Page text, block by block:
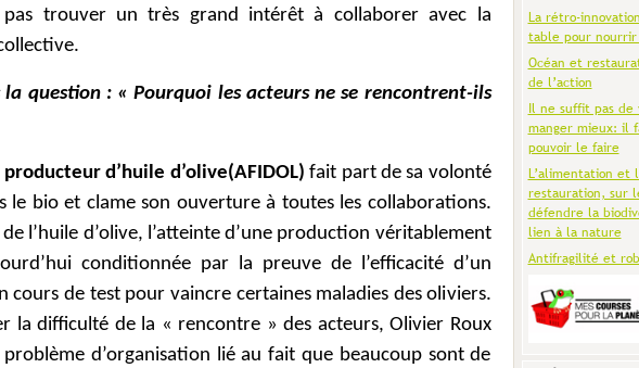
pas trouver un très grand intérêt à collaborer avec la
la question : « Pourquoi les acteurs ne se rencontrent-ils
d’huile d’olive(AFIDOL) fait part de sa volonté
le bio et clame son ouverture à toutes les collaborations.
de l’huile d’olive, l’atteinte d’une production véritablement
conditionnée par la preuve de l’efficacité d’un
cours de test pour vaincre certaines maladies des oliviers.
la difficulté de la « rencontre » des acteurs, Olivier Roux
d’organisation lié au fait que beaucoup sont de
La rétro-
table pour
Océan et
de l’action
Il ne suffit pas de
manger mieux: il
pouvoir le faire
L’alimentation et
restauration, sur
défendre la
lien à la nature
Antifragilité et